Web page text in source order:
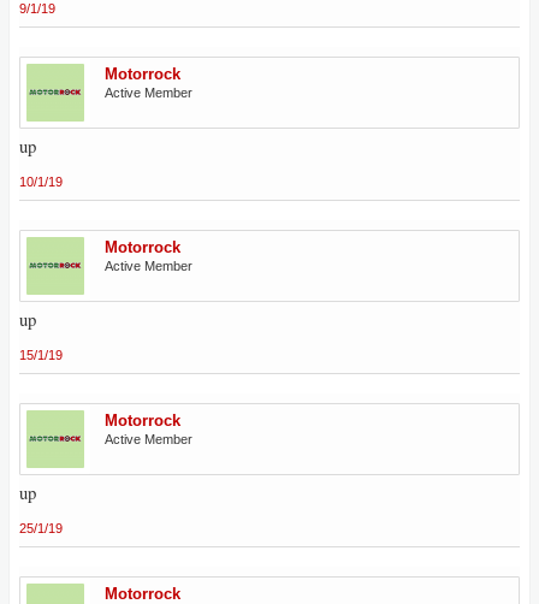
9/1/19
Motorrock
Active Member
up
10/1/19
Motorrock
Active Member
up
15/1/19
Motorrock
Active Member
up
25/1/19
Motorrock